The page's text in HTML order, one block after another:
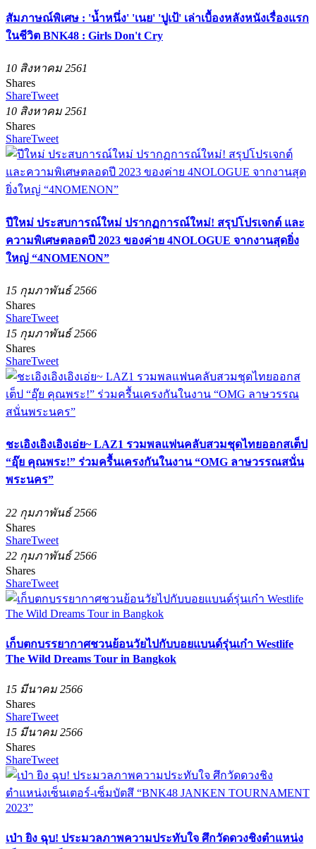
สัมภาษณ์พิเศษ : 'น้ำหนึ่ง' 'เนย' 'ปูเป้' เล่าเบื้องหลังหนังเรื่องแรก
ในชีวิต BNK48 : Girls Don't Cry
10 สิงหาคม 2561
Shares
ShareTweet
10 สิงหาคม 2561
Shares
ShareTweet
ปีใหม่ ประสบการณ์ใหม่ ปรากฏการณ์ใหม่! สรุปโปรเจกต์ และ
ความพิเศษตลอดปี 2023 ของค่าย 4NOLOGUE จากงานสุดยิ่ง
ใหญ่ “4NOMENON”
15 กุมภาพันธ์ 2566
Shares
ShareTweet
15 กุมภาพันธ์ 2566
Shares
ShareTweet
ชะเอิงเอิงเอิงเอ่ย~ LAZ1 รวมพลแฟนคลับสวมชุดไทยออกสเต็ป
“อุ๊ย คุณพระ!” ร่วมครื้นเครงกันในงาน “OMG ลาษวรรณสนั่น
พระนคร”
22 กุมภาพันธ์ 2566
Shares
ShareTweet
22 กุมภาพันธ์ 2566
Shares
ShareTweet
เก็บตกบรรยากาศชวนย้อนวัยไปกับบอยแบนด์รุ่นเก๋า Westlife
The Wild Dreams Tour in Bangkok
15 มีนาคม 2566
Shares
ShareTweet
15 มีนาคม 2566
Shares
ShareTweet
เป่า ยิง ฉุบ! ประมวลภาพความประทับใจ ศึกวัดดวงชิงตำแหน่ง